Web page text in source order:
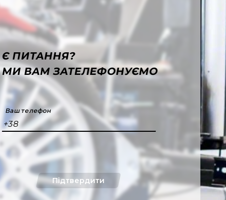
Є ПИТАННЯ?
МИ ВАМ ЗАТЕЛЕФОНУЄМО
Ваш телефон
+38
Підтвердити